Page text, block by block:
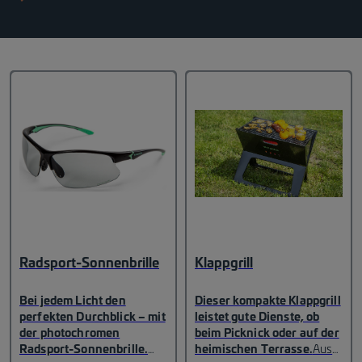
Radsport-Sonnenbrille
Bei jedem Licht den
perfekten Durchblick – mit
der photochromen
Radsport-Sonnenbrille.
Klappgrill
Dieser kompakte Klappgrill
leistet gute Dienste, ob
beim Picknick oder auf der
heimischen Terrasse.Aus